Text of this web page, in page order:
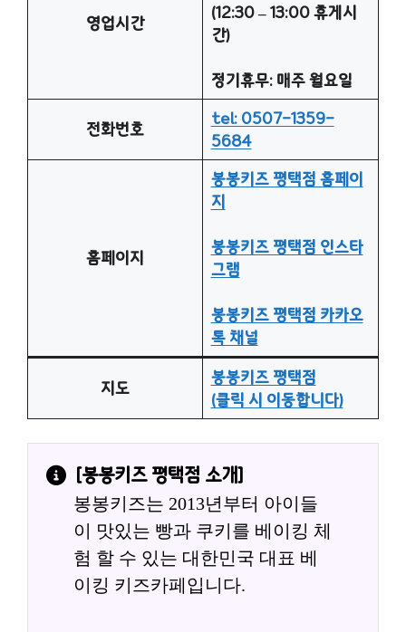
영업시간
(12:30 – 13:00 휴게시
간)
정기휴무: 매주 월요일
전화번호
tel: 0507-1359-
5684
홈페이지
봉봉키즈 평택점 홈페이
지
봉봉키즈 평택점 인스타
그램
봉봉키즈 평택점 카카오
톡 채널
지도
봉봉키즈 평택점
(클릭 시 이동합니다)
[봉봉키즈 평택점 소개]
봉봉키즈는 2013년부터 아이들
이 맛있는 빵과 쿠키를 베이킹 체
험 할 수 있는 대한민국 대표 베
이킹 키즈카페입니다.